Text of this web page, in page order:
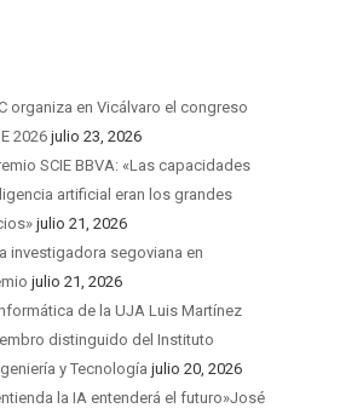
organiza en Vicálvaro el congreso
2026julio 23, 2026
SCIE BBVA: «Las capacidades
artificial eran los grandes
julio 21, 2026
investigadora segoviana en
julio 21, 2026
de la UJA Luis Martínez
distinguido del Instituto
y Tecnología julio 20, 2026
la IA entenderá el futuro»José